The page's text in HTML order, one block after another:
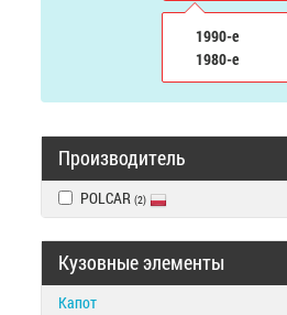
1990-е
1980-е
Производитель
POLCAR (2)
Кузовные элементы
Капот